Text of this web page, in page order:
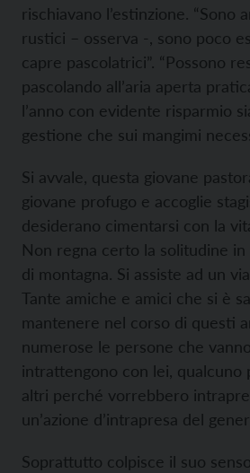
rischiavano l’estinzione. “Sono
rustici – osserva -, sono poco
capre pascolatrici”. “Possono
pascolando all’aria aperta
l’anno con evidente risparmio
gestione che sui mangimi
Si avvale, questa giovane
giovane profugo e accoglie
desiderano cimentarsi con la
Non regna certo la solitudine
di montagna. Si assiste ad un
Tante amiche e amici che si è
mantenere nel corso di questi
numerose le persone che
intrattengono con lei, qualcuno
altri perché vorrebbero
un’azione d’intrapresa del
Soprattutto colpisce il suo